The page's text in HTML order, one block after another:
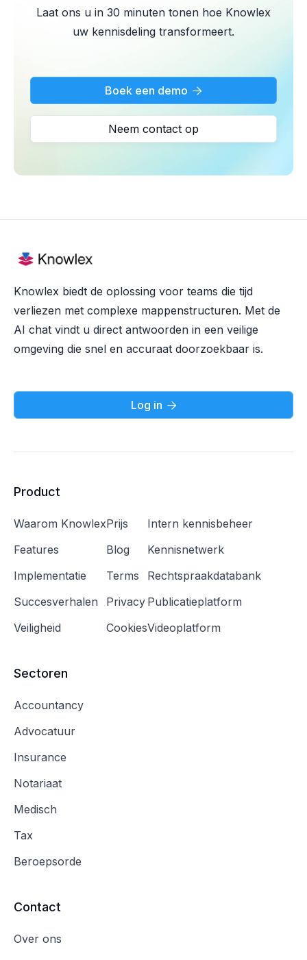
Laat ons u in 30 minuten tonen hoe Knowlex
uw kennisdeling transformeert.
Boek een demo 
Neem contact op
Knowlex biedt de oplossing voor teams die tijd
verliezen met complexe mappenstructuren. Met de
AI chat vindt u direct antwoorden in een veilige
omgeving die snel en accuraat doorzoekbaar is.
Log in 
Product
Waarom Knowlex
Features
Implementatie
Succesverhalen
Veiligheid
Prijs
Blog
Terms
Privacy
Cookies
Intern kennisbeheer
Kennisnetwerk
Rechtspraakdatabank
Publicatieplatform
Videoplatform
Sectoren
Accountancy
Advocatuur
Insurance
Notariaat
Medisch
Tax
Beroepsorde
Contact
Over ons